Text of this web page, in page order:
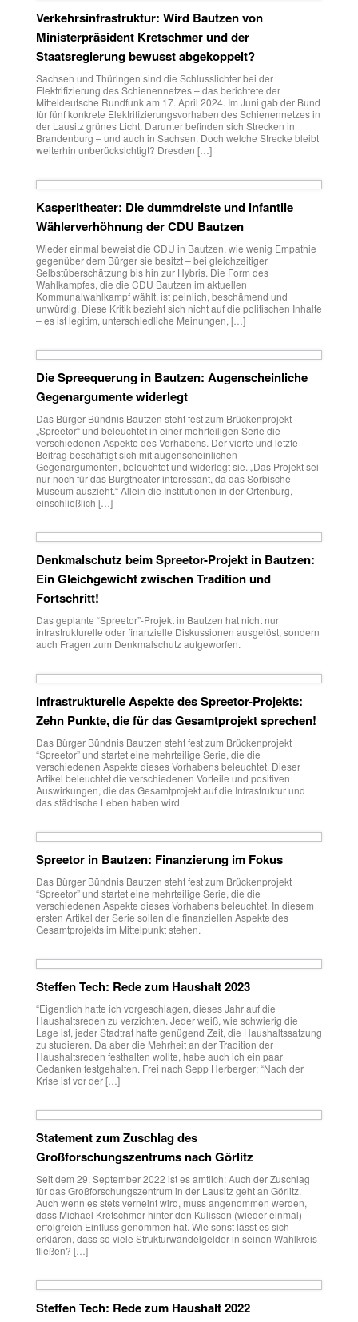
Verkehrsinfrastruktur: Wird Bautzen von
Ministerpräsident Kretschmer und der
Staatsregierung bewusst abgekoppelt?
Sachsen und Thüringen sind die Schlusslichter bei der
Elektrifizierung des Schienennetzes – das berichtete der
Mitteldeutsche Rundfunk am 17. April 2024. Im Juni gab der Bund
für fünf konkrete Elektrifizierungsvorhaben des Schienennetzes in
der Lausitz grünes Licht. Darunter befinden sich Strecken in
Brandenburg – und auch in Sachsen. Doch welche Strecke bleibt
weiterhin unberücksichtigt? Dresden […]
Kasperltheater: Die dummdreiste und infantile
Wählerverhöhnung der CDU Bautzen
Wieder einmal beweist die CDU in Bautzen, wie wenig Empathie
gegenüber dem Bürger sie besitzt – bei gleichzeitiger
Selbstüberschätzung bis hin zur Hybris. Die Form des
Wahlkampfes, die die CDU Bautzen im aktuellen
Kommunalwahlkampf wählt, ist peinlich, beschämend und
unwürdig. Diese Kritik bezieht sich nicht auf die politischen Inhalte
– es ist legitim, unterschiedliche Meinungen, […]
Die Spreequerung in Bautzen: Augenscheinliche
Gegenargumente widerlegt
Das Bürger Bündnis Bautzen steht fest zum Brückenprojekt
„Spreetor“ und beleuchtet in einer mehrteiligen Serie die
verschiedenen Aspekte des Vorhabens. Der vierte und letzte
Beitrag beschäftigt sich mit augenscheinlichen
Gegenargumenten, beleuchtet und widerlegt sie. „Das Projekt sei
nur noch für das Burgtheater interessant, da das Sorbische
Museum auszieht.“ Allein die Institutionen in der Ortenburg,
einschließlich […]
Denkmalschutz beim Spreetor-Projekt in Bautzen:
Ein Gleichgewicht zwischen Tradition und
Fortschritt!
Das geplante “Spreetor”-Projekt in Bautzen hat nicht nur
infrastrukturelle oder finanzielle Diskussionen ausgelöst, sondern
auch Fragen zum Denkmalschutz aufgeworfen.
Infrastrukturelle Aspekte des Spreetor-Projekts:
Zehn Punkte, die für das Gesamtprojekt sprechen!
Das Bürger Bündnis Bautzen steht fest zum Brückenprojekt
“Spreetor” und startet eine mehrteilige Serie, die die
verschiedenen Aspekte dieses Vorhabens beleuchtet. Dieser
Artikel beleuchtet die verschiedenen Vorteile und positiven
Auswirkungen, die das Gesamtprojekt auf die Infrastruktur und
das städtische Leben haben wird.
Spreetor in Bautzen: Finanzierung im Fokus
Das Bürger Bündnis Bautzen steht fest zum Brückenprojekt
“Spreetor” und startet eine mehrteilige Serie, die die
verschiedenen Aspekte dieses Vorhabens beleuchtet. In diesem
ersten Artikel der Serie sollen die finanziellen Aspekte des
Gesamtprojekts im Mittelpunkt stehen.
Steffen Tech: Rede zum Haushalt 2023
“Eigentlich hatte ich vorgeschlagen, dieses Jahr auf die
Haushaltsreden zu verzichten. Jeder weiß, wie schwierig die
Lage ist, jeder Stadtrat hatte genügend Zeit, die Haushaltssatzung
zu studieren. Da aber die Mehrheit an der Tradition der
Haushaltsreden festhalten wollte, habe auch ich ein paar
Gedanken festgehalten. Frei nach Sepp Herberger: “Nach der
Krise ist vor der […]
Statement zum Zuschlag des
Großforschungszentrums nach Görlitz
Seit dem 29. September 2022 ist es amtlich: Auch der Zuschlag
für das Großforschungszentrum in der Lausitz geht an Görlitz.
Auch wenn es stets verneint wird, muss angenommen werden,
dass Michael Kretschmer hinter den Kulissen (wieder einmal)
erfolgreich Einfluss genommen hat. Wie sonst lässt es sich
erklären, dass so viele Strukturwandelgelder in seinen Wahlkreis
fließen? […]
Steffen Tech: Rede zum Haushalt 2022